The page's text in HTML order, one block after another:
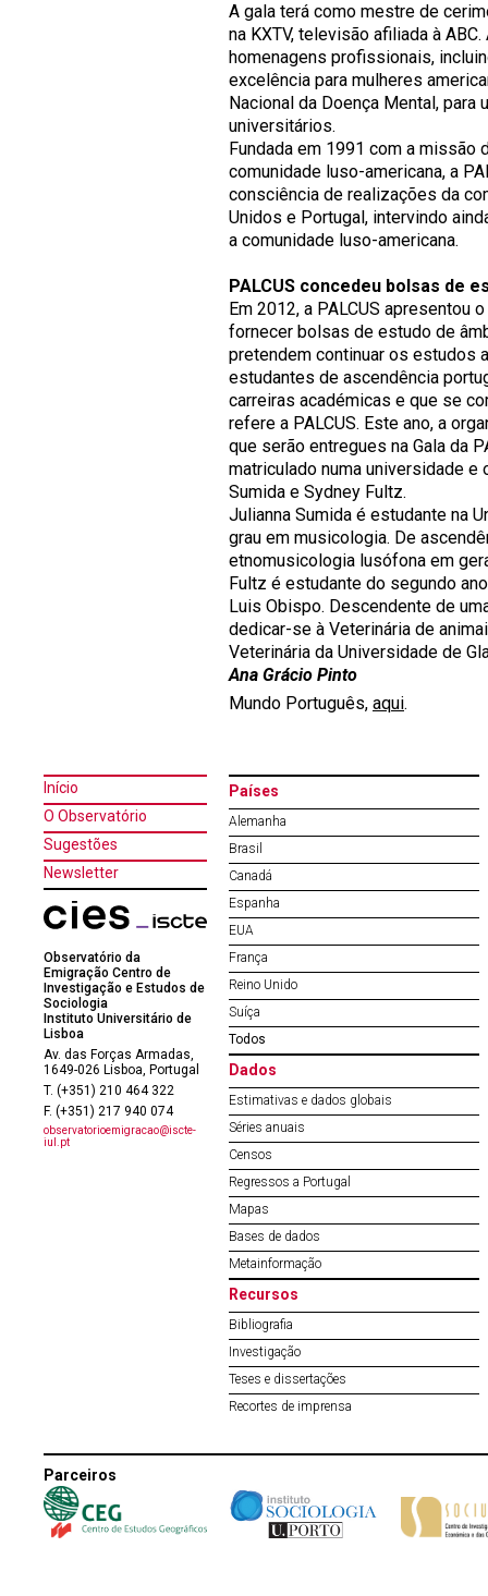
A gala terá como mestre de
na KXTV, televisão afiliada à
homenagens profissionais,
excelência para mulheres
Nacional da Doença Mental,
universitários.
Fundada em 1991 com a missão
comunidade luso-americana, a
consciência de realizações da
Unidos e Portugal, intervindo
a comunidade luso-americana.
PALCUS concedeu bolsas de
Em 2012, a PALCUS apresentou
fornecer bolsas de estudo de
pretendem continuar os estudos
estudantes de ascendência
carreiras académicas e que se
refere a PALCUS. Este ano, a
que serão entregues na Gala da
matriculado numa universidade e
Sumida e Sydney Fultz.
Julianna Sumida é estudante na
grau em musicologia. De
etnomusicologia lusófona em
Fultz é estudante do segundo
Luis Obispo. Descendente de
dedicar-se à Veterinária de
Veterinária da Universidade de
Ana Grácio Pinto
Mundo Português, aqui.
Início
O Observatório
Sugestões
Newsletter
Observatório da
Emigração Centro de
Investigação e Estudos de
Sociologia
Instituto Universitário de
Lisboa
Av. das Forças Armadas,
1649-026 Lisboa, Portugal
T. (+351) 210 464 322
F. (+351) 217 940 074
observatorioemigracao@iscte-
iul.pt
Países
Alemanha
Brasil
Canadá
Espanha
EUA
França
Reino Unido
Suíça
Todos
Dados
Estimativas e dados globais
Séries anuais
Censos
Regressos a Portugal
Mapas
Bases de dados
Metainformação
Recursos
Bibliografia
Investigação
Teses e dissertações
Recortes de imprensa
Parceiros